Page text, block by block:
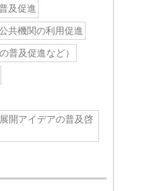
及促進
共機関の利用促進
普及促進など）
開アイデアの普及啓